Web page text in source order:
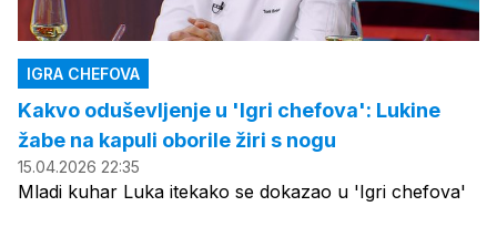
IGRA CHEFOVA
Kakvo oduševljenje u 'Igri chefova': Lukine
žabe na kapuli oborile žiri s nogu
15.04.2026 22:35
Mladi kuhar Luka itekako se dokazao u 'Igri chefova'